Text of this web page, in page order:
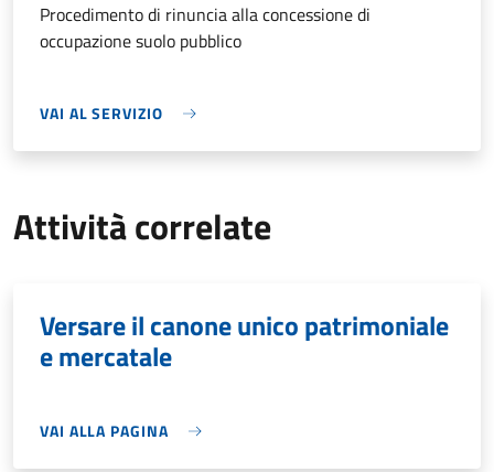
Procedimento di rinuncia alla concessione di
occupazione suolo pubblico
VAI AL SERVIZIO
Attività correlate
Versare il canone unico patrimoniale
e mercatale
VAI ALLA PAGINA